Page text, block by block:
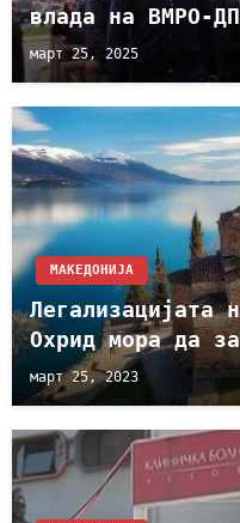
влада на ВМРО-
март 25, 2025
МАКЕДОНИЈА
Легализацијата
Охрид мора да
март 25, 2023